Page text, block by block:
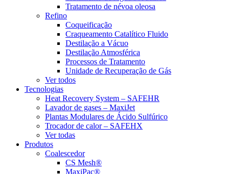
Tratamento de névoa oleosa
Refino
Coqueificação
Craqueamento Catalítico Fluido
Destilação a Vácuo
Destilação Atmosférica
Processos de Tratamento
Unidade de Recuperação de Gás
Ver todos
Tecnologias
Heat Recovery System – SAFEHR
Lavador de gases – MaxiJet
Plantas Modulares de Ácido Sulfúrico
Trocador de calor – SAFEHX
Ver todas
Produtos
Coalescedor
CS Mesh®
MaxiPac®